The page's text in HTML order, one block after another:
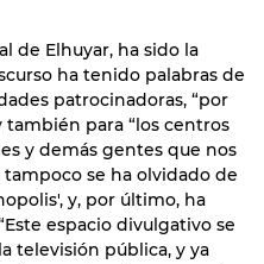
de Elhuyar, ha sido la
ha tenido palabras de
patrocinadoras, “por
también para “los centros
y demás gentes que nos
tampoco se ha olvidado de
y, por último, ha
espacio divulgativo se
televisión pública, y ya